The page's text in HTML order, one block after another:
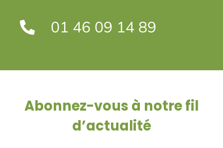
01 46 09 14 89
Abonnez-vous à notre fil
d’actualité